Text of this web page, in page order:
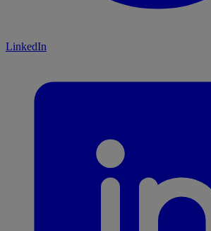
LinkedIn